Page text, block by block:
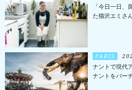
「今日一日、
た猫沢エミさ
PARIS
ナントで現代
ナントをバー